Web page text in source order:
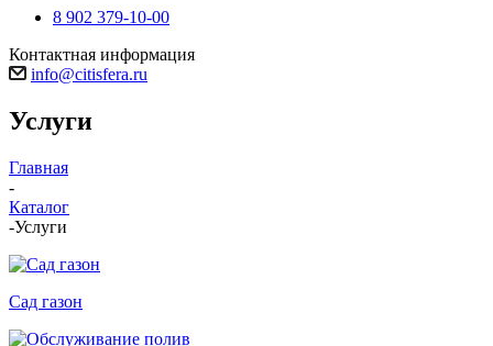
8 902 379-10-00
Контактная информация
info@citisfera.ru
Услуги
Главная
-
Каталог
-Услуги
Сад газон